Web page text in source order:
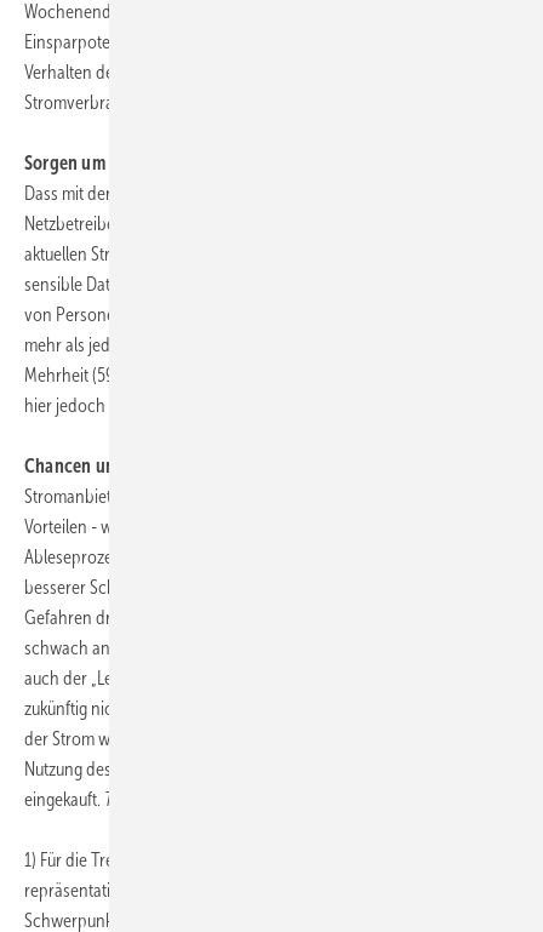
Wochenenden oder zu Nebenzeiten. Experten schätzen das private
Einsparpotenzial durch ein verändertes, stärker feedbackgesteuertes
Verhalten der Stromkunden auf bis zu 10% des jährlichen
Stromverbrauchs.
Sorgen um den Datenschutz
Dass mit der intelligenten Stromzählertechnologie von den
Netzbetreibern und Stromanbietern nicht nur Daten über den jeweils
aktuellen Stromverbrauch, sondern zumindest vorübergehend auch
sensible Daten über das Verbraucherverhalten oder die Anwesenheit
von Personen im Haushalt gesammelt werden können, empfindet
mehr als jeder dritte Bundesbürger (41%) als problematisch; die
Mehrheit (59%) zeigt - entsprechende Regelungen vorausgesetzt -
hier jedoch keine grundsätzlichen Bedenken.
Chancen und Risiken für Stromanbieter
Stromanbietern könnten durch Smart Metering neben zahlreichen
Vorteilen - wie etwa geringere Verwaltungsarbeit, einfachere
Ableseprozesse, bessere Netzplanung, neue tarifliche Produkte,
besserer Schutz vor Stromdiebstahl, etc. - zumindest theoretisch auch
Gefahren drohen. Denn auf großes Interesse stößt bei oft nur
schwach an einzelne Anbieter gebundene (private) Stromkunden
auch der „Least Cost Router“-Ansatz: Hier wären die Verbraucher
zukünftig nicht mehr Kunde eines einzelnen Stromanbieters, sondern
der Strom würde, ähnlich dem „Smart Surfer“-Konzept bei der
Nutzung des Internets, beim gerade jeweils günstigsten Anbieter
eingekauft. ToR
1) Für die Trendstudie sind 1000 Bundesbürger ab 18 Jahren
repräsentativ zu ihrem Verhalten als Stromverbraucher und zum
Schwerpunktthema „Smart Metering“ befragt worden. Die Studie mit